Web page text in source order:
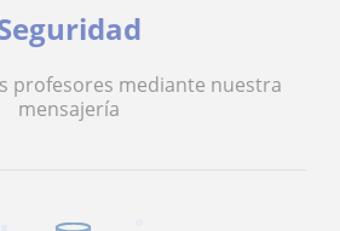
profesores mediante nuestra
mensajería